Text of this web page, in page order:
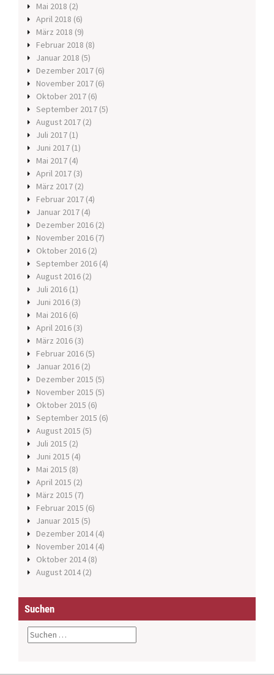
Mai 2018 (2)
April 2018 (6)
März 2018 (9)
Februar 2018 (8)
Januar 2018 (5)
Dezember 2017 (6)
November 2017 (6)
Oktober 2017 (6)
September 2017 (5)
August 2017 (2)
Juli 2017 (1)
Juni 2017 (1)
Mai 2017 (4)
April 2017 (3)
März 2017 (2)
Februar 2017 (4)
Januar 2017 (4)
Dezember 2016 (2)
November 2016 (7)
Oktober 2016 (2)
September 2016 (4)
August 2016 (2)
Juli 2016 (1)
Juni 2016 (3)
Mai 2016 (6)
April 2016 (3)
März 2016 (3)
Februar 2016 (5)
Januar 2016 (2)
Dezember 2015 (5)
November 2015 (5)
Oktober 2015 (6)
September 2015 (6)
August 2015 (5)
Juli 2015 (2)
Juni 2015 (4)
Mai 2015 (8)
April 2015 (2)
März 2015 (7)
Februar 2015 (6)
Januar 2015 (5)
Dezember 2014 (4)
November 2014 (4)
Oktober 2014 (8)
August 2014 (2)
Suchen
S
u